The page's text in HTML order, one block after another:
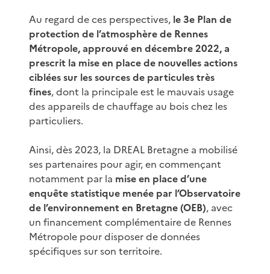
Au regard de ces perspectives, le 3e Plan de
protection de l’atmosphère de Rennes
Métropole, approuvé en décembre 2022, a
prescrit la mise en place de nouvelles actions
ciblées sur les sources de particules très
fines, dont la principale est le mauvais usage
des appareils de chauffage au bois chez les
particuliers.
Ainsi, dès 2023, la DREAL Bretagne a mobilisé
ses partenaires pour agir, en commençant
notamment par la mise en place d’une
enquête statistique menée par l’Observatoire
de l’environnement en Bretagne (OEB), avec
un financement complémentaire de Rennes
Métropole pour disposer de données
spécifiques sur son territoire.